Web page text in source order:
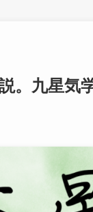
。九星気